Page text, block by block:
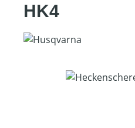
HK4
Bildergalerie überspringen